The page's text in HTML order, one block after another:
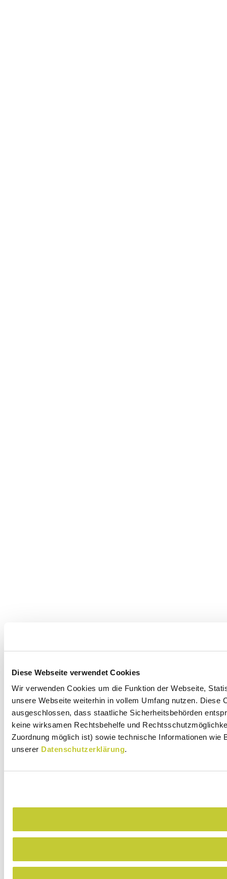
Diese Webseite verwendet Cookies
Wir verwenden Cookies um die Funktion der Webseite,
unsere Webseite weiterhin in vollem Umfang nutzen.
ausgeschlossen, dass staatliche Sicherheitsbehörden
keine wirksamen Rechtsbehelfe und
Zuordnung möglich ist) sowie technische Informationen wie
unserer Datenschutzerklärung.